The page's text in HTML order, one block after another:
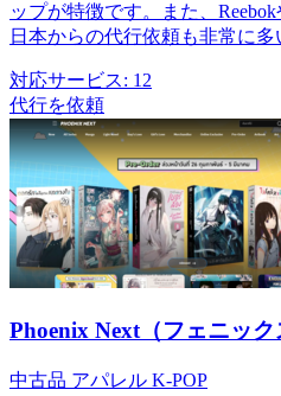
ップが特徴です。また、
日本からの代行依頼も非常に
対応サービス: 12
代行を依頼
Phoenix Next（フェニック
中古品 アパレル K-POP